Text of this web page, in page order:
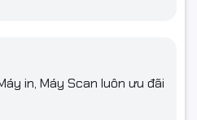
in, Máy Scan luôn ưu đãi